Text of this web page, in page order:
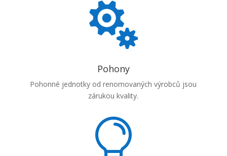

Pohony
Pohonné jednotky od renomovaných výrobců jsou
zárukou kvality.
